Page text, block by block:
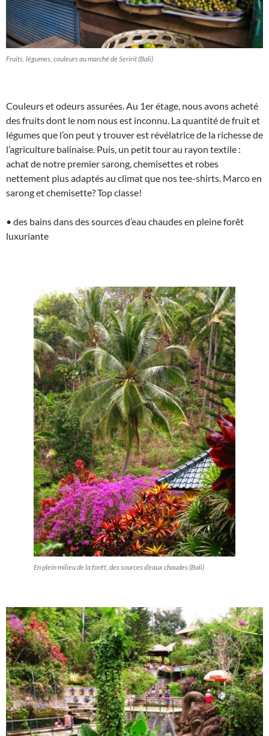
Fruits, légumes, couleurs au marché de Seririt (Bali)
Couleurs et odeurs assurées. Au 1er étage, nous avons acheté
des fruits dont le nom nous est inconnu. La quantité de fruit et
légumes que l’on peut y trouver est révélatrice de la richesse de
l’agriculture balinaise. Puis, un petit tour au rayon textile :
achat de notre premier sarong, chemisettes et robes
nettement plus adaptés au climat que nos tee-shirts. Marco en
sarong et chemisette? Top classe!
• des bains dans des sources d’eau chaudes en pleine forêt
luxuriante
En plein milieu de la forêt, des sources d’eaux chaudes (Bali)